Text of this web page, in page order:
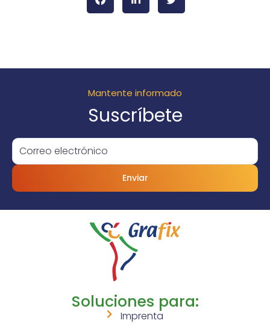
Mantente informado
Suscríbete
Enviar
Soluciones para:
Imprenta